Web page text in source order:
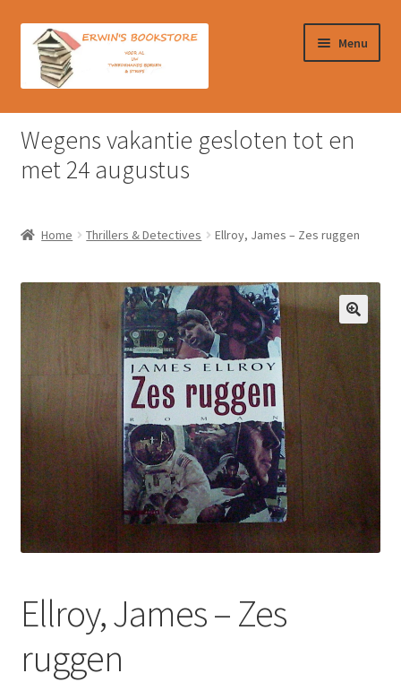
door
naar
naar
Menu
Home
Afrekenen
Verzendkosten & Ophalen boeken
Winkelmand
Wegens vakantie gesloten tot en
met 24 augustus
Home Thrillers & Detectives Ellroy, James – Zes ruggen
Ellroy, James – Zes
ruggen